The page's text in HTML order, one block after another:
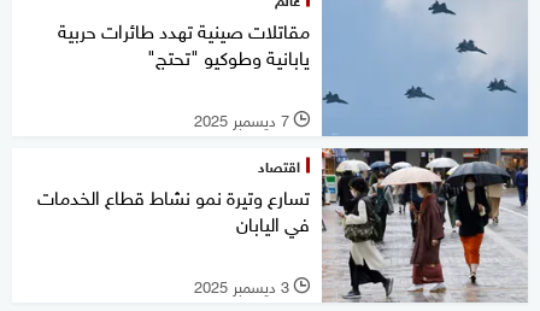
مقاتلات صينية تهدد طائرات حربية
يابانية وطوكيو "تحتج"
l 7 ديسمبر 2025
اقتصاد
تسارع وتيرة نمو نشاط قطاع الخدمات
في اليابان
l 3 ديسمبر 2025